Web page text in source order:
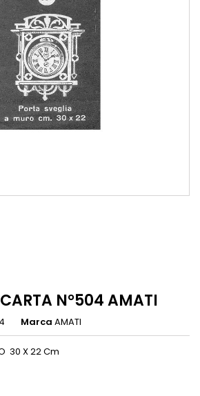
N°504 AMATI
Marca AMATI
30 X 22 Cm